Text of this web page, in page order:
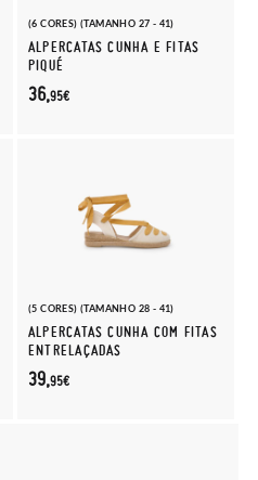
(6 CORES) (TAMANHO 27 - 41)
ALPERCATAS CUNHA E FITAS
PIQUÉ
36,95€
(5 CORES) (TAMANHO 28 - 41)
ALPERCATAS CUNHA COM FITAS
ENTRELAÇADAS
39,95€